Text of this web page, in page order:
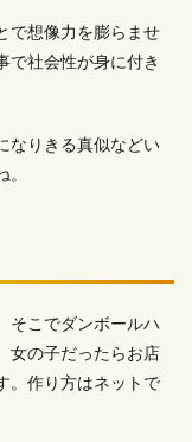
で想像力を膨らませ
で社会性が身に付き
なりきる真似などい
そこでダンボールハ
女の子だったらお店
。作り方はネットで